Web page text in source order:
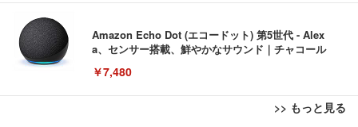
Amazon Echo Dot (エコードット) 第5世代 - Alex
a、センサー搭載、鮮やかなサウンド｜チャコール
￥7,480
>> もっと見る